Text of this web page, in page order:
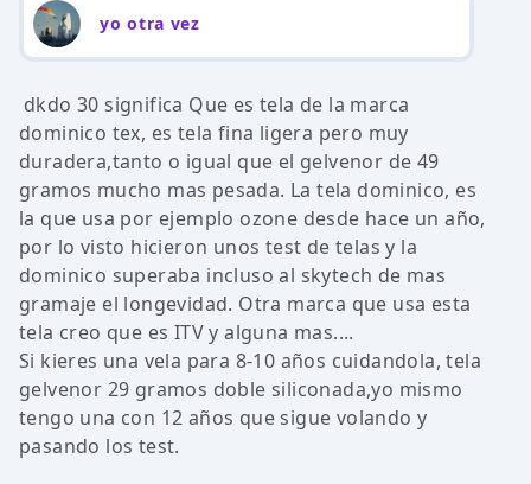
yo otra vez
dkdo 30 significa Que es tela de la marca
dominico tex, es tela fina ligera pero muy
duradera,tanto o igual que el gelvenor de 49
gramos mucho mas pesada. La tela dominico, es
la que usa por ejemplo ozone desde hace un año,
por lo visto hicieron unos test de telas y la
dominico superaba incluso al skytech de mas
gramaje el longevidad. Otra marca que usa esta
tela creo que es ITV y alguna mas....
Si kieres una vela para 8-10 años cuidandola, tela
gelvenor 29 gramos doble siliconada,yo mismo
tengo una con 12 años que sigue volando y
pasando los test.